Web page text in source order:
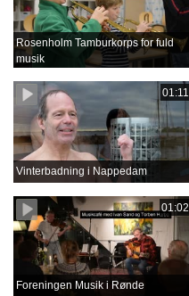
Rosenholm Tamburkorps for fuld
musik
01:11
Vinterbadning i Nappedam
01:02
Foreningen Musik i Rønde